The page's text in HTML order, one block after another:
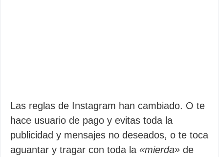
Las reglas de Instagram han cambiado. O te
hace usuario de pago y evitas toda la
publicidad y mensajes no deseados, o te toca
aguantar y tragar con toda la «mierda» de